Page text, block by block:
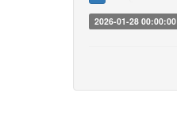
2026-01-28 00:00:00